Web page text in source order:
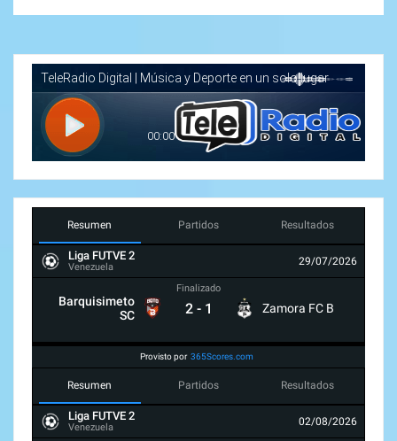
Resumen Partidos Resultados
Liga FUTVE 2
Venezuela 29/07/2026
Barquisimeto
SC
Finalizado
2 - 1 Zamora FC B
Provisto por 365Scores.com
Resumen Partidos Resultados
Liga FUTVE 2
Venezuela 02/08/2026